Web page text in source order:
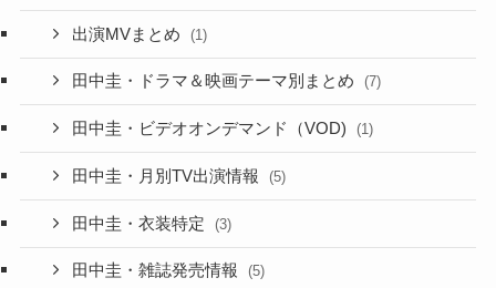
出演MVまとめ (1)
田中圭・ドラマ＆映画テーマ別まとめ (7)
田中圭・ビデオオンデマンド（VOD) (1)
田中圭・月別TV出演情報 (5)
田中圭・衣装特定 (3)
田中圭・雑誌発売情報 (5)